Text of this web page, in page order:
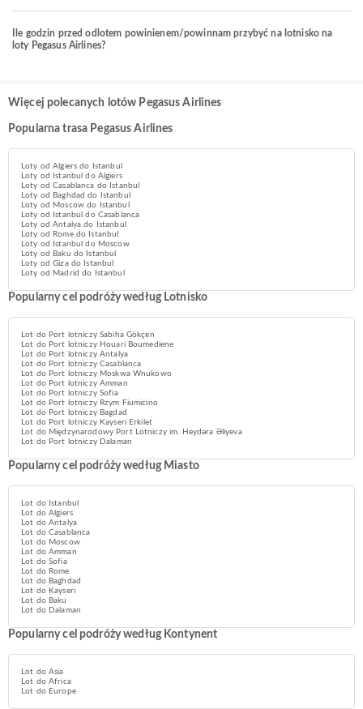
Ile godzin przed odlotem powinienem/powinnam przybyć na lotnisko na
loty Pegasus Airlines?
Więcej polecanych lotów Pegasus Airlines
Popularna trasa Pegasus Airlines
Loty od Algiers do Istanbul
Loty od Istanbul do Algiers
Loty od Casablanca do Istanbul
Loty od Baghdad do Istanbul
Loty od Moscow do Istanbul
Loty od Istanbul do Casablanca
Loty od Antalya do Istanbul
Loty od Rome do Istanbul
Loty od Istanbul do Moscow
Loty od Baku do Istanbul
Loty od Giza do Istanbul
Loty od Madrid do Istanbul
Popularny cel podróży według Lotnisko
Lot do Port lotniczy Sabiha Gökçen
Lot do Port lotniczy Houari Boumediene
Lot do Port lotniczy Antalya
Lot do Port lotniczy Casablanca
Lot do Port lotniczy Moskwa Wnukowo
Lot do Port lotniczy Amman
Lot do Port lotniczy Sofia
Lot do Port lotniczy Rzym Fiumicino
Lot do Port lotniczy Bagdad
Lot do Port lotniczy Kayseri Erkilet
Lot do Międzynarodowy Port Lotniczy im. Heydəra Əliyeva
Lot do Port lotniczy Dalaman
Popularny cel podróży według Miasto
Lot do Istanbul
Lot do Algiers
Lot do Antalya
Lot do Casablanca
Lot do Moscow
Lot do Amman
Lot do Sofia
Lot do Rome
Lot do Baghdad
Lot do Kayseri
Lot do Baku
Lot do Dalaman
Popularny cel podróży według Kontynent
Lot do Asia
Lot do Africa
Lot do Europe